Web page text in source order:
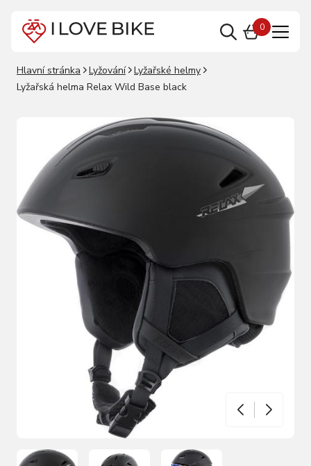
0
Hlavní stránka Lyžování
Lyžařské helmy
Lyžařská helma Relax Wild Base black